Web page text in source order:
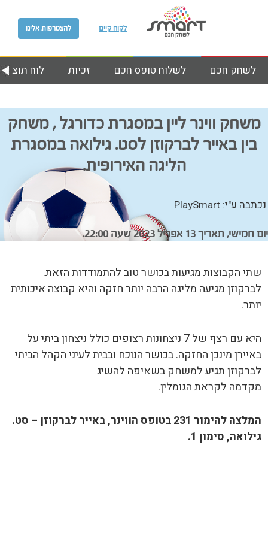
להצטרפות אלינו לקוח קיים
לוח זכיות לשלוח טופס חכם לשחק חכם
משחק ווינר ליין במסגרת כדורגל , משחק
בין באייר לברקוזן לסט. גילואה במסגרת
הליגה האירופית.
נכתבה ע"י: PlaySmart
יום חמישי, תאריך 13 אפריל 2023 שעה 22:00.
שתי הקבוצות מגיעות בכושר טוב להתמודדות הזאת.
לברקוזן מגיעה מליגה הרבה יותר חזקה והיא קבוצה איכותית
יותר.
היא עם רצף של 7 ניצחונות רצופים כולל ניצחון ביתי על
באיירן מינכן החזקה. בכושר הנוכח ובבית לעיני הקהל הביתי
לברקוזן תגיע למשחק בשאיפה להשיג
מקדמה לקראת הגומלין.
המלצה להימור 231 בטופס הווינר, באייר לברקוזן – סט.
גילואה, סימון 1.